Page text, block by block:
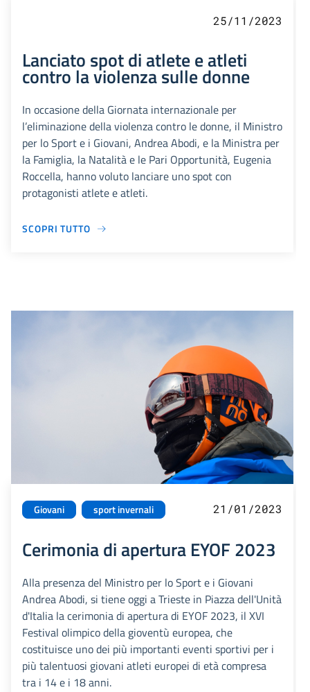
25/11/2023
Lanciato spot di atlete e atleti
contro la violenza sulle donne
In occasione della Giornata internazionale per
l’eliminazione della violenza contro le donne, il Ministro
per lo Sport e i Giovani, Andrea Abodi, e la Ministra per
la Famiglia, la Natalità e le Pari Opportunità, Eugenia
Roccella, hanno voluto lanciare uno spot con
protagonisti atlete e atleti.
SCOPRI TUTTO
Giovani sport invernali 21/01/2023
Cerimonia di apertura EYOF 2023
Alla presenza del Ministro per lo Sport e i Giovani
Andrea Abodi, si tiene oggi a Trieste in Piazza dell'Unità
d'Italia la cerimonia di apertura di EYOF 2023, il XVI
Festival olimpico della gioventù europea, che
costituisce uno dei più importanti eventi sportivi per i
più talentuosi giovani atleti europei di età compresa
tra i 14 e i 18 anni.